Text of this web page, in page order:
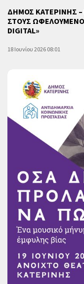
ΔΗΜΟΣ ΚΑΤΕΡΙΝΗΣ
ΣΤΟΥΣ
DIGITAL»
18 Ιουνίου 2026 08:01